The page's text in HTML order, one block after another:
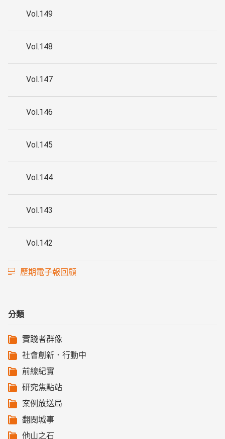
Vol.149
Vol.148
Vol.147
Vol.146
Vol.145
Vol.144
Vol.143
Vol.142
歷期電子報回顧
分類
實踐者群像
社會創新．行動中
前線紀實
研究焦點站
案例放送局
翻閱城事
他山之石